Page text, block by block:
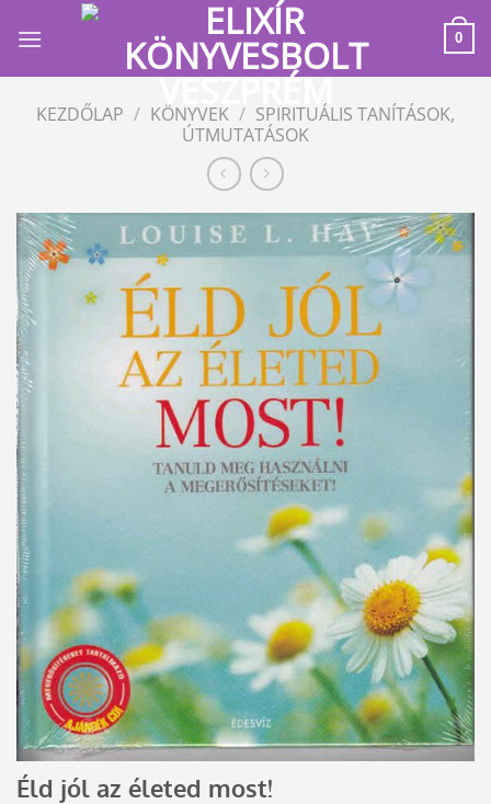
0
KEZDŐLAP / KÖNYVEK / SPIRITUÁLIS TANÍTÁSOK,
ÚTMUTATÁSOK
Éld jól az életed most!